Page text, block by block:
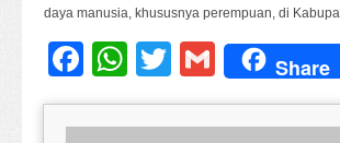
daya manusia, khususnya perempuan, di
Facebook
WhatsApp
TwitterGmail
Share